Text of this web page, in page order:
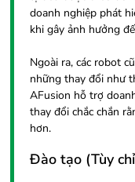
doanh nghiệp phát
khi gây ảnh hưởng
Ngoài ra, các robot
những thay đổi như
AFusion hỗ trợ
thay đổi chắc chắn
hơn.
Đào tạo (Tùy